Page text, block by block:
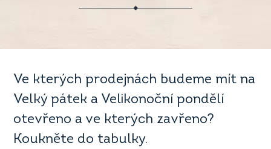
Ve kterých prodejnách budeme mít na
Velký pátek a Velikonoční pondělí
otevřeno a ve kterých zavřeno?
Koukněte do tabulky.